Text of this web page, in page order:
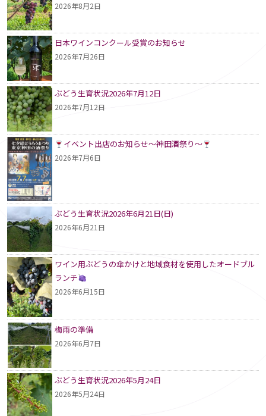
2026年8月2日
日本ワインコンクール受賞のお知らせ
2026年7月26日
ぶどう生育状況2026年7月12日
2026年7月12日
イベント出店のお知らせ～神田酒祭り～
2026年7月6日
ぶどう生育状況2026年6月21日(日)
2026年6月21日
ワイン用ぶどうの傘かけと地域食材を使用したオードブル
ランチ
2026年6月15日
梅雨の準備
2026年6月7日
ぶどう生育状況2026年5月24日
2026年5月24日